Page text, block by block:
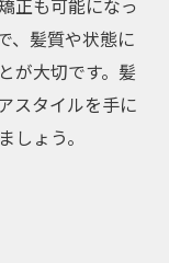
正も可能になっ
、髪質や状態に
が大切です。髪
スタイルを手に
ょう。